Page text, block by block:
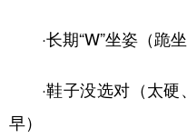
亚太网 上市公司
地方频道
·长期“W”坐姿（跪坐
·鞋子没选对（太硬
早）